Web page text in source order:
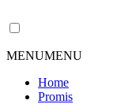
MENUMENU
Home
Promis